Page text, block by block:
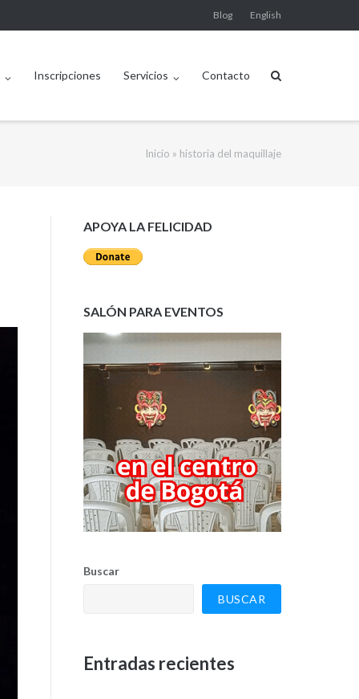
Blog English
Inscripciones Servicios Contacto
Inicio » historia del maquillaje
APOYA LA FELICIDAD
SALÓN PARA EVENTOS
Buscar
BUSCAR
Entradas recientes